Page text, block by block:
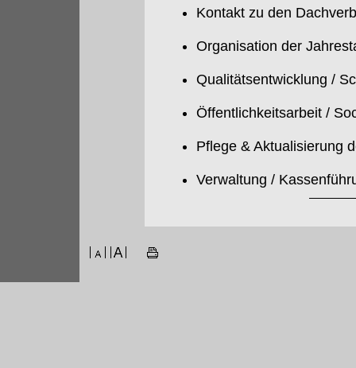
Kontakt zu den
Organisation der
Qualitätsentwicklung /
Öffentlichkeitsarbeit /
Pflege & Aktualisierung
Verwaltung /